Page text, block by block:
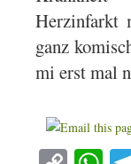
Herzinfarkt
ganz
mi erst mal